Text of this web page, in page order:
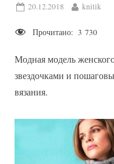
Posted
20.12.2018 By
knitik
Прочитано: 3 730
Модная модель
звездочками и
вязания.